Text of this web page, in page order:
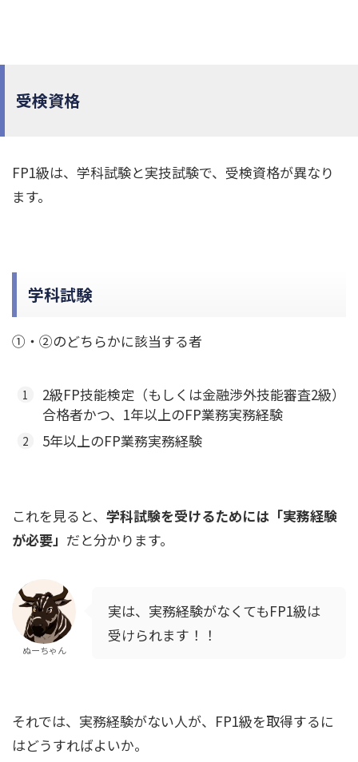
受検資格
FP1級は、学科試験と実技試験で、受検資格が異なり
ます。
学科試験
①・②のどちらかに該当する者
2級FP技能検定（もしくは金融渉外技能審査2級）
合格者かつ、1年以上のFP業務実務経験
5年以上のFP業務実務経験
これを見ると、 学科試験を受けるためには 「実務経験
が必要」 だと分かります。
ぬーちゃん
実は、実務経験がなくてもFP1級は
受けられます！！
それでは、実務経験がない人が、FP1級を取得するに
はどうすればよいか。